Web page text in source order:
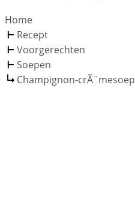
Home
Recept
Voorgerechten
Soepen
Champignon-crÃ¨mesoep